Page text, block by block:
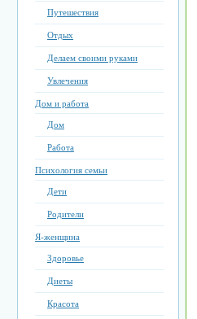
Путешествия
Отдых
Делаем своими руками
Увлечения
Дом и работа
Дом
Работа
Психология семьи
Дети
Родители
Я-женщина
Здоровье
Диеты
Красота